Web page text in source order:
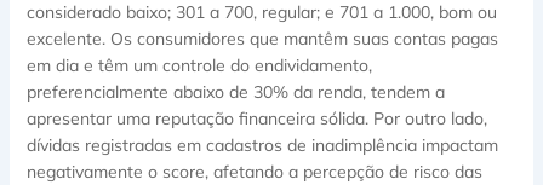
considerado baixo; 301 a 700, regular; e 701 a 1.000, bom ou
excelente. Os consumidores que mantêm suas contas pagas
em dia e têm um controle do endividamento,
preferencialmente abaixo de 30% da renda, tendem a
apresentar uma reputação financeira sólida. Por outro lado,
dívidas registradas em cadastros de inadimplência impactam
negativamente o score, afetando a percepção de risco das